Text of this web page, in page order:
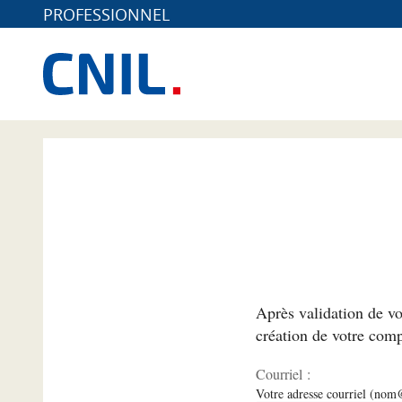
PROFESSIONNEL
Après validation de
création de votre
Courriel :
Votre adresse courriel